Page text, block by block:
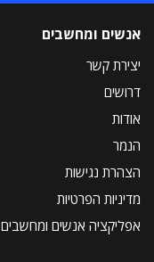
אנשים ומחשבים
יצירת קשר
דרושים
אודות
הנמר
הצהרת נגישות
מדיניות הפרטיות
אפליקציה אנשים ומחשבים